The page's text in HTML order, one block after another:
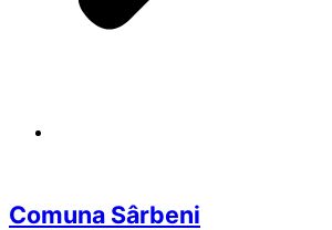
Comuna Sârbeni